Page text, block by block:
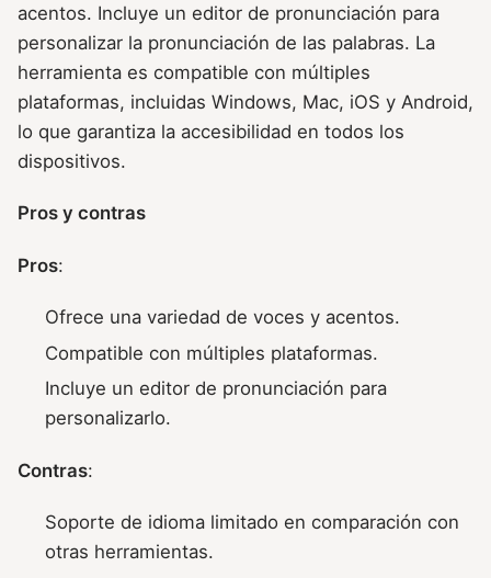
acentos. Incluye un editor de pronunciación para
personalizar la pronunciación de las palabras. La
herramienta es compatible con múltiples
plataformas, incluidas Windows, Mac, iOS y Android,
lo que garantiza la accesibilidad en todos los
dispositivos.
Pros y contras
Pros:
Ofrece una variedad de voces y acentos.
Compatible con múltiples plataformas.
Incluye un editor de pronunciación para
personalizarlo.
Contras:
Soporte de idioma limitado en comparación con
otras herramientas.